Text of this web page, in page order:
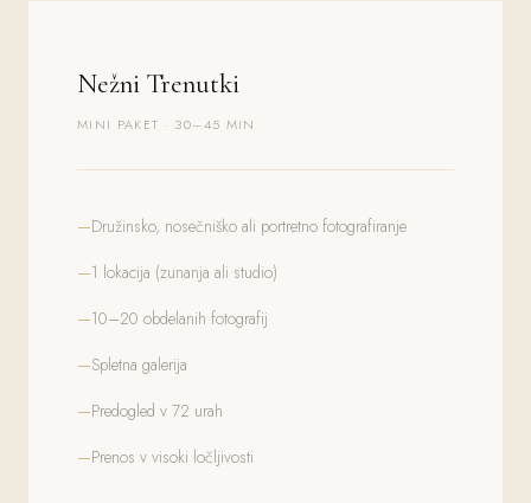
Nežni Trenutki
MINI PAKET · 30–45 MIN
Družinsko, nosečniško ali portretno fotografiranje
1 lokacija (zunanja ali studio)
10–20 obdelanih fotografij
Spletna galerija
Predogled v 72 urah
Prenos v visoki ločljivosti